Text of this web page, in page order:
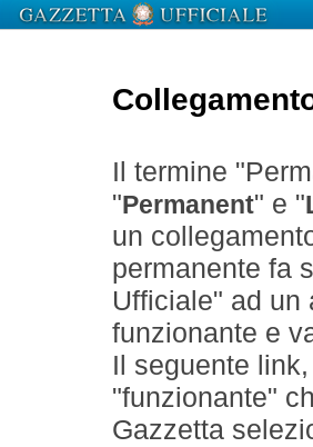
Il termine
" Permanent" e "
un
permanente fa
Ufficiale" ad un
funzionante e
Il seguente
"funzionante"
Gazzetta